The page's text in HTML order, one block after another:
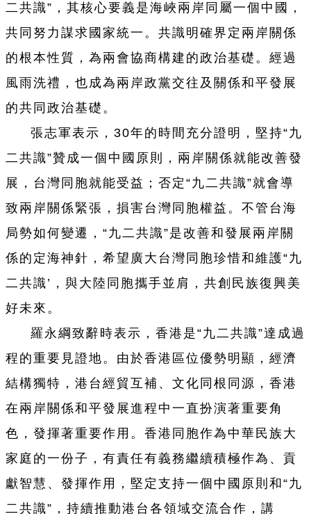
二共識”，其核心要義是海峽兩岸同屬一個中國，
共同努力謀求國家統一。共識明確界定兩岸關係
的根本性質，為兩會協商構建的政治基礎。經過
風雨洗禮，也成為兩岸政黨交往及關係和平發展
的共同政治基礎。
張志軍表示，30年的時間充分證明，堅持“九
二共識”贊成一個中國原則，兩岸關係就能改善發
展，台灣同胞就能受益；否定“九二共識”就會導
致兩岸關係緊張，損害台灣同胞權益。不管台海
局勢如何變遷，“九二共識”是改善和發展兩岸關
係的定海神針，希望廣大台灣同胞珍惜和維護“九
二共識’，與大陸同胞攜手並肩，共創民族復興美
好未來。
羅永綱致辭時表示，香港是“九二共識”達成過
程的重要見證地。由於香港區位優勢明顯，經濟
結構獨特，港台經貿互補、文化同根同源，香港
在兩岸關係和平發展進程中一直扮演著重要角
色，發揮著重要作用。香港同胞作為中華民族大
家庭的一份子，有責任有義務繼續積極作為、貢
獻智慧、發揮作用，堅定支持一個中國原則和“九
二共識”，持續推動港台各領域交流合作，講